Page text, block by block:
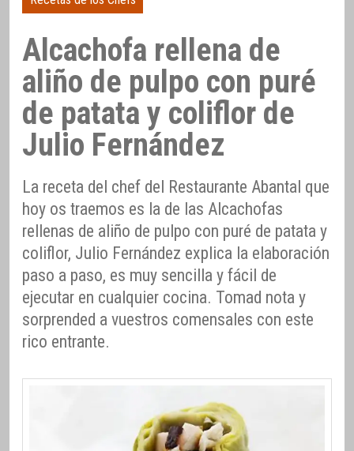
Alcachofa rellena de
aliño de pulpo con puré
de patata y coliflor de
Julio Fernández
La receta del chef del Restaurante Abantal que
hoy os traemos es la de las Alcachofas
rellenas de aliño de pulpo con puré de patata y
coliflor, Julio Fernández explica la elaboración
paso a paso, es muy sencilla y fácil de
ejecutar en cualquier cocina. Tomad nota y
sorprended a vuestros comensales con este
rico entrante.